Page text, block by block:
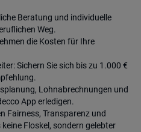
Beratung und individuelle
Weg.
die Kosten für Ihre
Sichern Sie sich bis zu 1.000 €
Lohnabrechnungen und
App erledigen.
Fairness, Transparenz und
Floskel, sondern gelebter